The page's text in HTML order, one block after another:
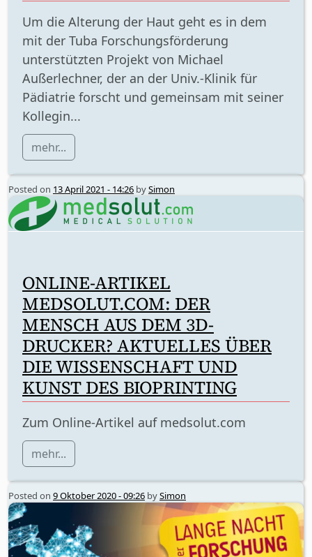
Um die Alterung der Haut geht es in dem
mit der Tuba Forschungsförderung
unterstützten Projekt von Michael
Außerlechner, der an der Univ.-Klinik für
Pädiatrie forscht und gemeinsam mit seiner
Kollegin...
mehr...
Posted on 13 April 2021 - 14:26 bySimon
ONLINE-ARTIKEL
MEDSOLUT.COM: DER
MENSCH AUS DEM 3D-
DRUCKER? AKTUELLES ÜBER
DIE WISSENSCHAFT UND
KUNST DES BIOPRINTING
Zum Online-Artikel auf medsolut.com
mehr...
Posted on 9 Oktober 2020 - 09:26 bySimon